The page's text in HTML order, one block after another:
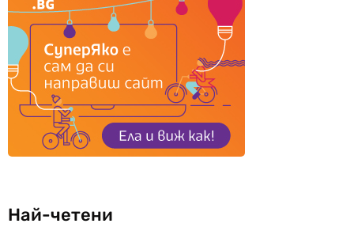
Най-четени